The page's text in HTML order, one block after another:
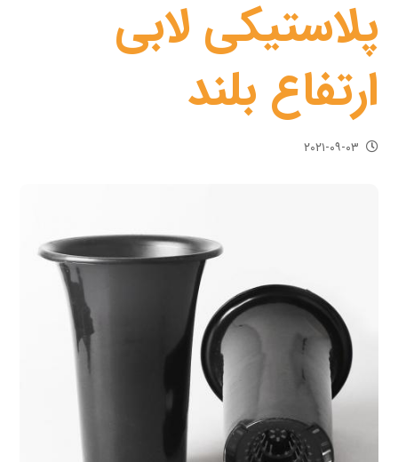
پلاستیکی لابی
ارتفاع بلند
۲۰۲۱-۰۹-۰۳